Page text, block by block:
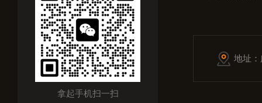
拿起手机扫一扫
地址